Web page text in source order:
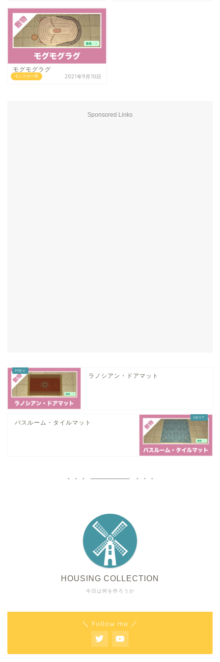
モンスター系
モグモグラグ
2021年9月10日
Sponsored Links
ラノシアン・ドアマット
バスルーム・タイルマット
今日は何を作ろうか
HOUSING COLLECTION
＼ Follow me ／